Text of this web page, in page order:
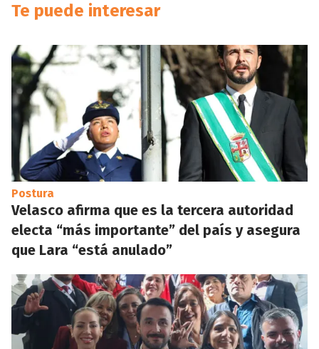
Te puede interesar
Postura
Velasco afirma que es la tercera autoridad
electa “más importante” del país y asegura
que Lara “está anulado”